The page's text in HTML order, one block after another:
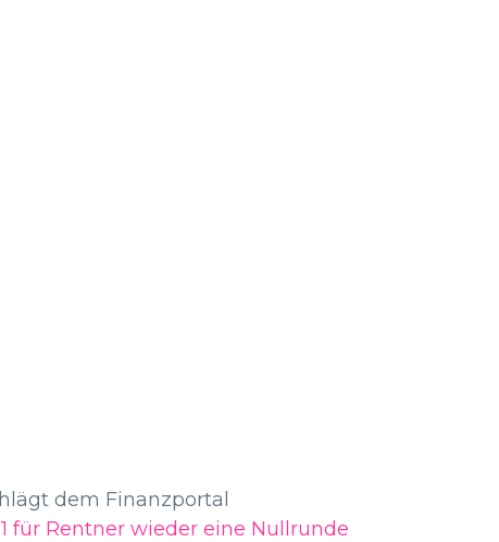
dem Finanzportal
für Rentner wieder eine Nullrunde